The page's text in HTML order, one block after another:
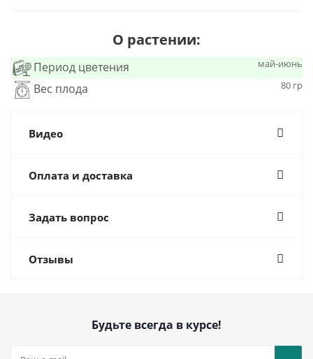
О растении:
Период цветения май-июнь
Вес плода 80 гр
Видео
Оплата и доставка
Задать вопрос
Отзывы
Будьте всегда в курсе!